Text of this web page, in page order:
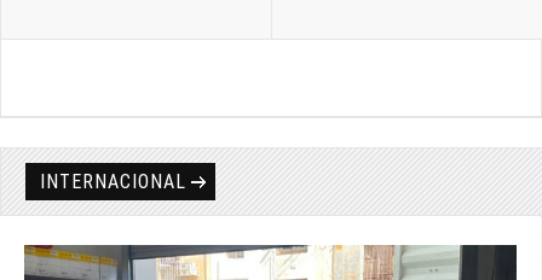
INTERNACIONAL